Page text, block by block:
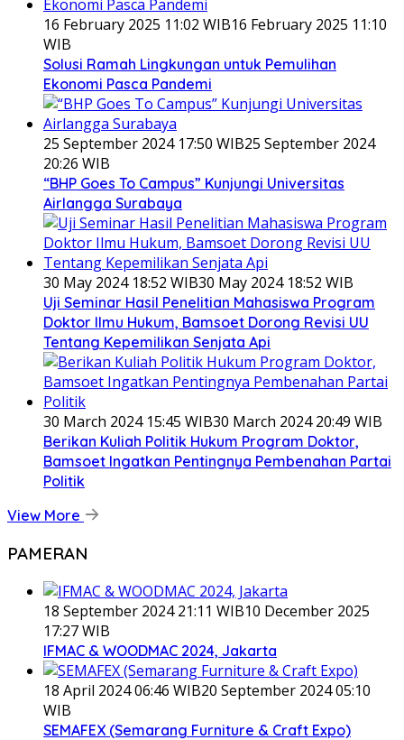
16 February 2025 11:02 WIB16 February 2025 11:10
WIB
Solusi Ramah Lingkungan untuk Pemulihan
Ekonomi Pasca Pandemi
25 September 2024 17:50 WIB25 September 2024
20:26 WIB
“BHP Goes To Campus” Kunjungi Universitas
Airlangga Surabaya
30 May 2024 18:52 WIB30 May 2024 18:52 WIB
Uji Seminar Hasil Penelitian Mahasiswa Program
Doktor Ilmu Hukum, Bamsoet Dorong Revisi UU
Tentang Kepemilikan Senjata Api
30 March 2024 15:45 WIB30 March 2024 20:49 WIB
Berikan Kuliah Politik Hukum Program Doktor,
Bamsoet Ingatkan Pentingnya Pembenahan Partai
Politik
View More
PAMERAN
18 September 2024 21:11 WIB10 December 2025
17:27 WIB
IFMAC & WOODMAC 2024, Jakarta
18 April 2024 06:46 WIB20 September 2024 05:10
WIB
SEMAFEX (Semarang Furniture & Craft Expo)